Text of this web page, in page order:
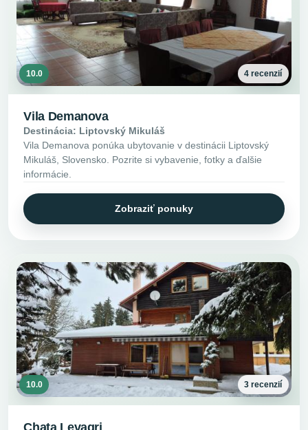
10.0 4 recenzií
Vila Demanova
Destinácia: Liptovský Mikuláš
Vila Demanova ponúka ubytovanie v destinácii Liptovský
Mikuláš, Slovensko. Pozrite si vybavenie, fotky a ďalšie
informácie.
Zobraziť ponuky
10.0 3 recenzií